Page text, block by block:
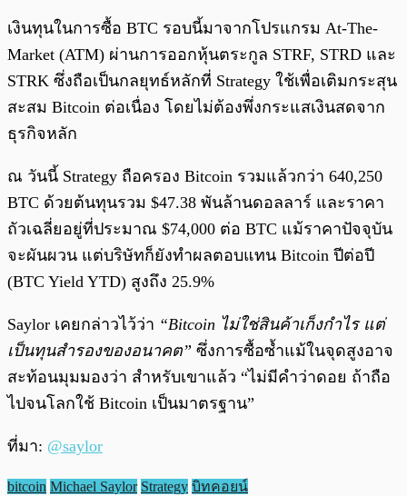
เงินทุนในการซื้อ BTC รอบนี้มาจากโปรแกรม At-The-
Market (ATM) ผ่านการออกหุ้นตระกูล STRF, STRD และ
STRK ซึ่งถือเป็นกลยุทธ์หลักที่ Strategy ใช้เพื่อเติมกระสุน
สะสม Bitcoin ต่อเนื่อง โดยไม่ต้องพึ่งกระแสเงินสดจาก
ธุรกิจหลัก
ณ วันนี้ Strategy ถือครอง Bitcoin รวมแล้วกว่า 640,250
BTC ด้วยต้นทุนรวม $47.38 พันล้านดอลลาร์ และราคา
ถัวเฉลี่ยอยู่ที่ประมาณ $74,000 ต่อ BTC แม้ราคาปัจจุบัน
จะผันผวน แต่บริษัทก็ยังทำผลตอบแทน Bitcoin ปีต่อปี
(BTC Yield YTD) สูงถึง 25.9%
Saylor เคยกล่าวไว้ว่า “Bitcoin ไม่ใช่สินค้าเก็งกำไร แต่
เป็นทุนสำรองของอนาคต” ซึ่งการซื้อซ้ำแม้ในจุดสูงอาจ
สะท้อนมุมมองว่า สำหรับเขาแล้ว “ไม่มีคำว่าดอย ถ้าถือ
ไปจนโลกใช้ Bitcoin เป็นมาตรฐาน”
ที่มา: @saylor
bitcoin Michael Saylor Strategy บิทคอยน์